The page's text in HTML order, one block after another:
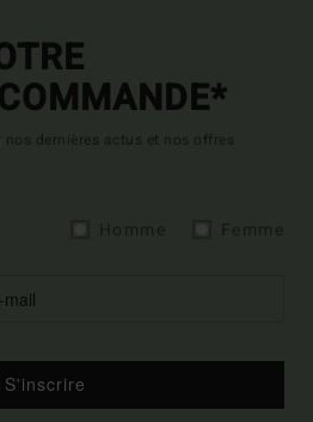
dernières actus et nos offres
S'inscrire